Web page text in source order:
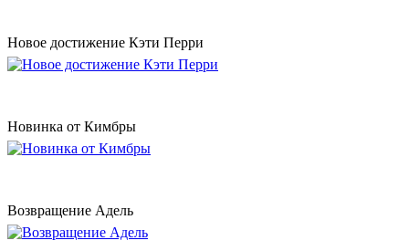
Новое достижение Кэти Перри
Новинка от Кимбры
Возвращение Адель